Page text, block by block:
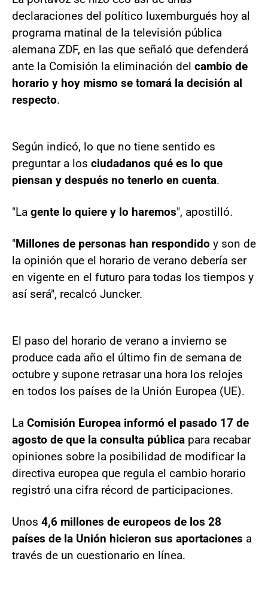
declaraciones del político luxemburgués hoy al
programa matinal de la televisión pública
alemana ZDF, en las que señaló que defenderá
ante la Comisión la eliminación del cambio de
horario y hoy mismo se tomará la decisión al
respecto.
Según indicó, lo que no tiene sentido es
preguntar a los ciudadanos qué es lo que
piensan y después no tenerlo en cuenta.
"La gente lo quiere y lo haremos", apostilló.
"Millones de personas han respondido y son de
la opinión que el horario de verano debería ser
en vigente en el futuro para todas los tiempos y
así será", recalcó Juncker.
El paso del horario de verano a invierno se
produce cada año el último fin de semana de
octubre y supone retrasar una hora los relojes
en todos los países de la Unión Europea (UE).
La Comisión Europea informó el pasado 17 de
agosto de que la consulta pública para recabar
opiniones sobre la posibilidad de modificar la
directiva europea que regula el cambio horario
registró una cifra récord de participaciones.
Unos 4,6 millones de europeos de los 28
países de la Unión hicieron sus aportaciones a
través de un cuestionario en línea.